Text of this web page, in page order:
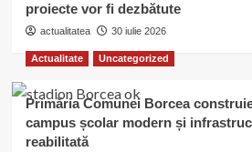
proiecte vor fi dezbătute
actualitatea 30 iulie 2026
Actualitate Uncategorized
Primăria Comunei Borcea
campus școlar modern și
reabilitată